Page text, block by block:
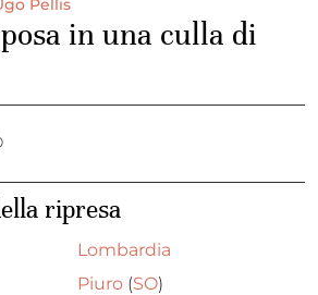
Pellis
in una culla di
ripresa
Lombardia
Piuro (SO)